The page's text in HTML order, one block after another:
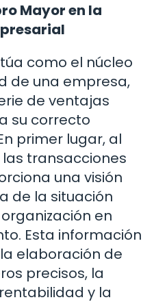
Mayor en la
como el núcleo
de una empresa,
de ventajas
su correcto
primer lugar, al
transacciones
una visión
de la situación
en
Esta información
elaboración de
precisos, la
y la